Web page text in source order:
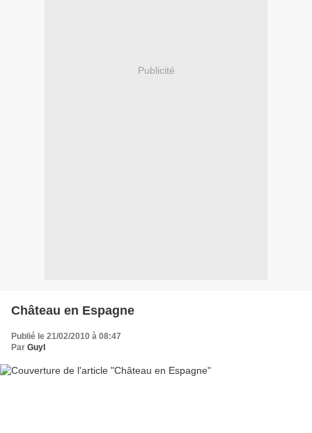
Publicité
Château en Espagne
Publié le 21/02/2010 à 08:47
Par Guyl